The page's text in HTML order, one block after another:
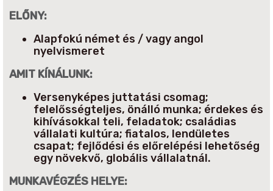
ELŐNY:
Alapfokú német és / vagy angol
nyelvismeret
AMIT KÍNÁLUNK:
Versenyképes juttatási csomag;
felelősségteljes, önálló munka; érdekes és
kihívásokkal teli, feladatok; családias
vállalati kultúra; fiatalos, lendületes
csapat; fejlődési és előrelépési lehetőség
egy növekvő, globális vállalatnál.
MUNKAVÉGZÉS HELYE: